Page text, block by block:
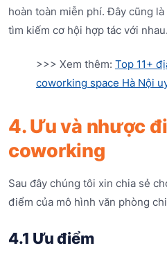
hoàn toàn miễn phí. Đây cũng
tìm kiếm cơ hội hợp tác với nhau.
>>> Xem thêm: Top 11+
coworking space Hà Nội
4. Ưu và nhược
coworking
Sau đây chúng tôi xin chia sẻ
điểm của mô hình văn phòng
4.1 Ưu điểm